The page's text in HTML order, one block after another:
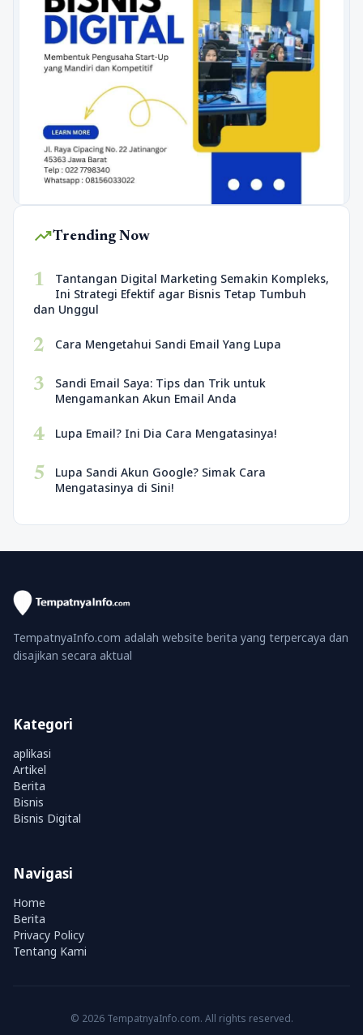
trending_upTrending Now
1
Tantangan Digital Marketing Semakin Kompleks,
Ini Strategi Efektif agar Bisnis Tetap Tumbuh
dan Unggul
2 Cara Mengetahui Sandi Email Yang Lupa
3
Sandi Email Saya: Tips dan Trik untuk
Mengamankan Akun Email Anda
4 Lupa Email? Ini Dia Cara Mengatasinya!
5
Lupa Sandi Akun Google? Simak Cara
Mengatasinya di Sini!
TempatnyaInfo.com adalah website berita yang terpercaya dan
disajikan secara aktual
Kategori
aplikasi
Artikel
Berita
Bisnis
Bisnis Digital
Navigasi
Home
Berita
Privacy Policy
Tentang Kami
© 2026 TempatnyaInfo.com. All rights reserved.